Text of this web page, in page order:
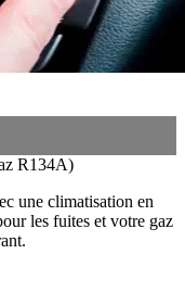
R134A)
une climatisation en
les fuites et votre gaz